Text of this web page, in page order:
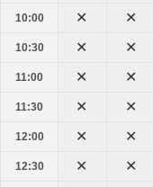
10:00
10:30
11:00
11:30
12:00
12:30